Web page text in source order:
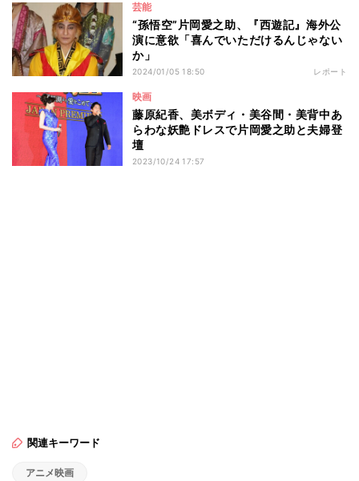
芸能
“孫悟空”片岡愛之助、『西遊記』海外公
演に意欲「喜んでいただけるんじゃない
か」
2024/01/05 18:50 レポート
映画
藤原紀香、美ボディ・美谷間・美背中あ
らわな妖艶ドレスで片岡愛之助と夫婦登
壇
2023/10/24 17:57
関連キーワード
アニメ映画